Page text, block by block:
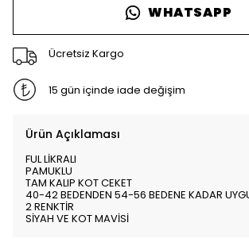
WHATSAPP
Ücretsiz Kargo
15 gün içinde iade değişim
Ürün Açıklaması
FUL LİKRALI
PAMUKLU
TAM KALIP KOT CEKET
40-42 BEDENDEN 54-56 BEDENE KADAR
2 RENKTİR
SİYAH VE KOT MAVİSİ